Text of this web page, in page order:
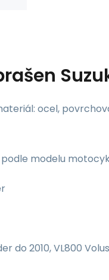
ocel,
modelu
do 2010, VL800